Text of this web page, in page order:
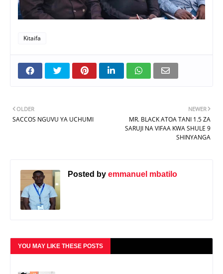
Kitaifa
NEWER
MR. BLACK ATOA TANI 1.5 ZA
SARUJI NA VIFAA KWA SHULE 9
SHINYANGA
OLDER
SACCOS NGUVU YA UCHUMI
Posted by emmanuel mbatilo
YOU MAY LIKE THESE POSTS